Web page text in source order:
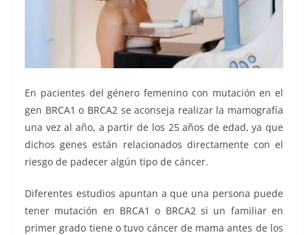
En pacientes del género femenino con mutación en el
gen BRCA1 o BRCA2 se aconseja realizar la mamografía
una vez al año, a partir de los 25 años de edad, ya que
dichos genes están relacionados directamente con el
riesgo de padecer algún tipo de cáncer.
Diferentes estudios apuntan a que una persona puede
tener mutación en BRCA1 o BRCA2 si un familiar en
primer grado tiene o tuvo cáncer de mama antes de los